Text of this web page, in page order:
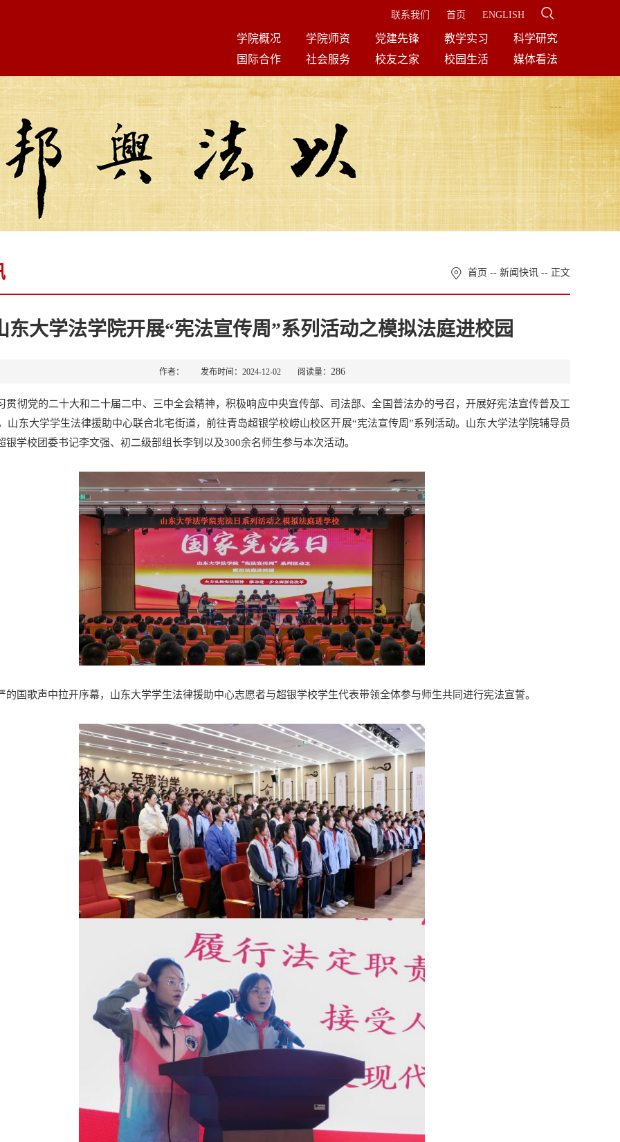
联系我们 首页 ENGLISH
学院概况 学院师资 党建先锋 教学实习
科学研究
国际合作
社会服务 校友之家 校园生活 媒体看法
首页 -- 新闻快讯 -- 正文
东大学法学院开展“宪法宣传周”系列活动之模拟法庭进校园
作者： 发布时间：2024-12-02 阅读量： 286
贯彻党的二十大和二十届二中、三中全会精神，积极响应中央宣传部、司法部、全国普法办的号召，开展好宪法宣传普及工
山东大学学生法律援助中心联合北宅街道，前往青岛超银学校崂山校区开展“宪法宣传周”系列活动。山东大学法学院辅导员
银学校团委书记李文强、初二级部组长李钊以及300余名师生参与本次活动。
的国歌声中拉开序幕，山东大学学生法律援助中心志愿者与超银学校学生代表带领全体参与师生共同进行宪法宣誓。